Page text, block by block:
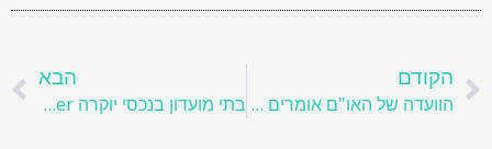
קודם
הקודם
הוועדה של האו"ם אומרים כי פורטוגל שמרה על מידע על מכרה ליתיום מהבחינה הציבורית
הבא
בתי מועדון בנכסי יוקרה Uber מקבלים שדרוג יוקרה